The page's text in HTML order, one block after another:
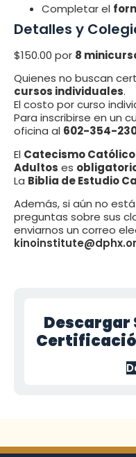
Completar el
Detalles y
$150.00 por 8
Quienes no buscan
cursos individuales.
El costo por curso
Para inscribirse en un
oficina al 602-354-
El Catecismo
Adultos es
La Biblia de Estudio
Además, si aún no
preguntas sobre sus
enviarnos un correo
Descargar